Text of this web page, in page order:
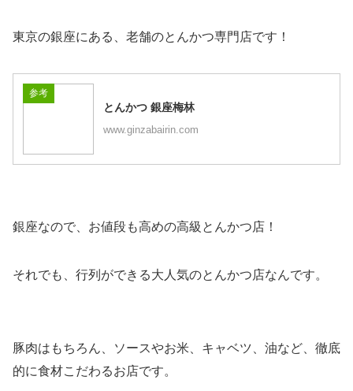
東京の銀座にある、老舗のとんかつ専門店です！
参考
とんかつ 銀座梅林
www.ginzabairin.com
銀座なので、お値段も高めの高級とんかつ店！
それでも、行列ができる大人気のとんかつ店なんです。
豚肉はもちろん、ソースやお米、キャベツ、油など、徹底
的に食材こだわるお店です。